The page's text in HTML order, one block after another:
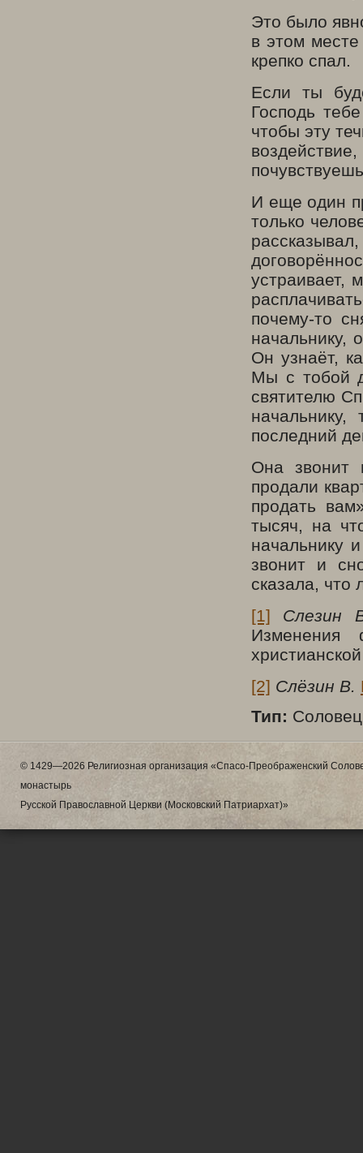
Это было
в этом
крепко спал.
Если ты
Господь
чтобы эту
И еще один
только
устраивает,
почему-то
начальнику,
Он узнаёт,
Мы с тобой
святителю
последний
Она звонит
продали
продать
тысяч, на
начальнику
звонит и
сказала, что
[1]
Слезин
Изменения
[2] Слёзин В.
Тип:
© 1429—2026 Религиозная организация «Спасо-Преображенский
монастырь
Русской Православной Церкви (Московский Патриархат)»